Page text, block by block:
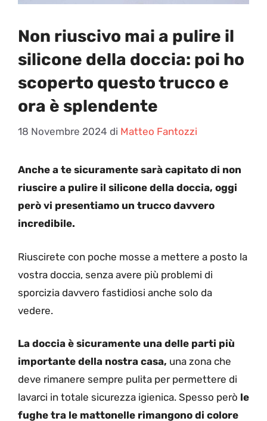
Non riuscivo mai a pulire il
silicone della doccia: poi ho
scoperto questo trucco e
ora è splendente
18 Novembre 2024 di Matteo Fantozzi
Anche a te sicuramente sarà capitato di non
riuscire a pulire il silicone della doccia, oggi
però vi presentiamo un trucco davvero
incredibile.
Riuscirete con poche mosse a mettere a posto la
vostra doccia, senza avere più problemi di
sporcizia davvero fastidiosi anche solo da
vedere.
La doccia è sicuramente una delle parti più
importante della nostra casa, una zona che
deve rimanere sempre pulita per permettere di
lavarci in totale sicurezza igienica. Spesso però le
fughe tra le mattonelle rimangono di colore